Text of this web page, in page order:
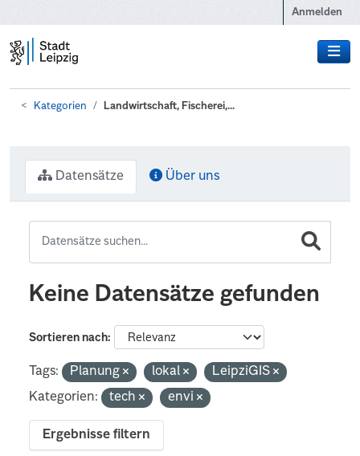
Anmelden
Kategorien Landwirtschaft, Fischerei,...
Datensätze Über uns
Keine Datensätze gefunden
Sortieren nach
Tags: Planung lokal
LeipziGIS
Kategorien:
tech envi
Ergebnisse filtern